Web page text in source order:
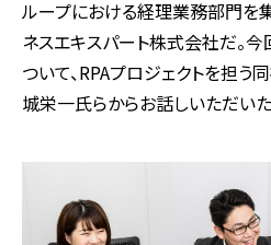
ループにおける経理業務部門を
ネスエキスパート株式会社だ。
ついて、RPAプロジェクトを担う
城栄一氏らからお話しいただいた